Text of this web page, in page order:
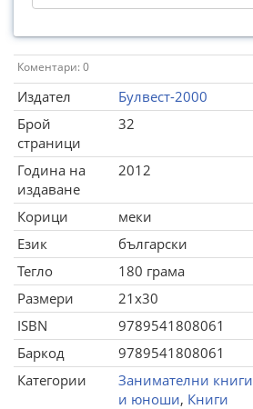
Коментари: 0
Издател
Булвест-2000
Брой
страници
32
Година на
издаване
2012
Корици
меки
Език
български
Тегло
180 грама
Размери
21x30
ISBN
9789541808061
Баркод
9789541808061
Категории
Занимателни книги
и юноши, Книги